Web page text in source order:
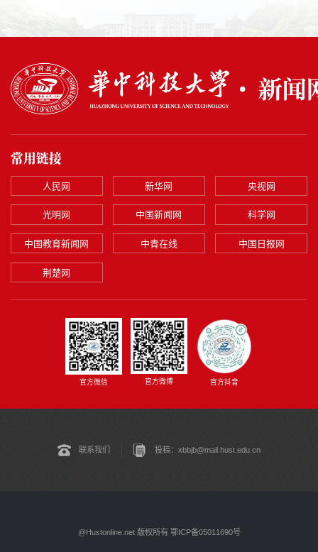
常用链接
人民网 新华网 央视网
光明网 中国新闻网 科学网
中国教育新闻网 中青在线 中国日报网
荆楚网
官方微信 官方微博 官方抖音
联系我们 投稿：xbbjb@mail.hust.edu.cn
@Hustonline.net 版权所有 鄂ICP备05011690号